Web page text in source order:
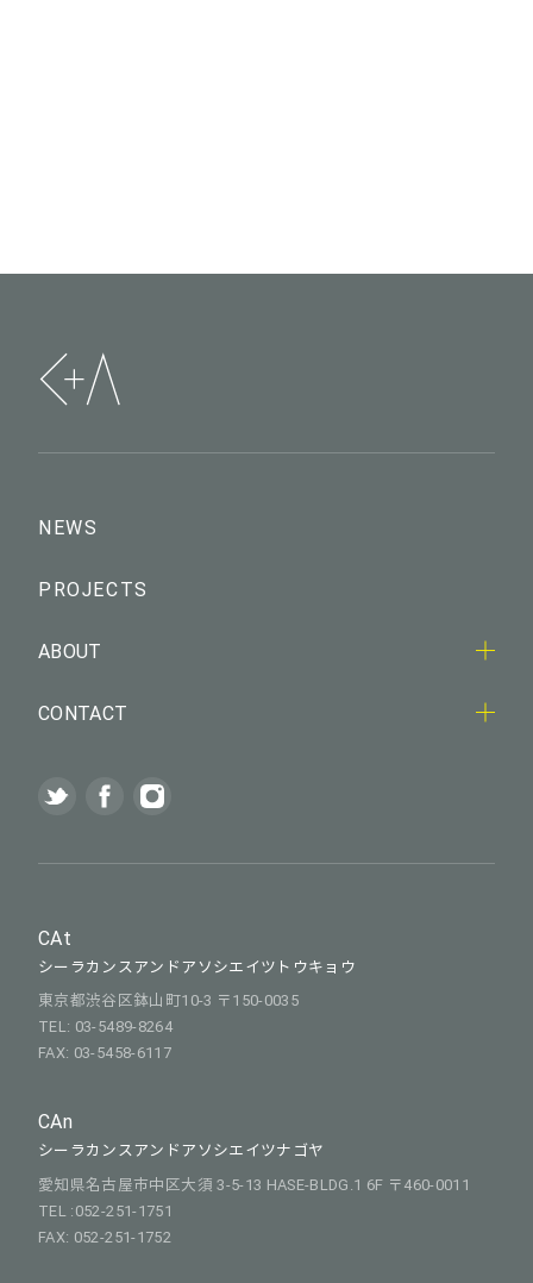
NEWS
PROJECTS
ABOUT
CONTACT
CAt
シーラカンスアンドアソシエイツトウキョウ
東京都渋谷区鉢山町10-3 〒150-0035
TEL: 03-5489-8264
FAX: 03-5458-6117
CAn
シーラカンスアンドアソシエイツナゴヤ
愛知県名古屋市中区大須 3-5-13 HASE-BLDG.1 6F 〒460-0011
TEL :052-251-1751
FAX: 052-251-1752